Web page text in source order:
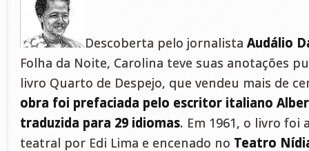
Descoberta pelo jornalista Audálio
Folha da Noite, Carolina teve suas anotações
livro Quarto de Despejo, que vendeu mais de
obra foi prefaciada pelo escritor italiano
traduzida para 29 idiomas. Em 1961, o livro foi
teatral por Edi Lima e encenado no Teatro